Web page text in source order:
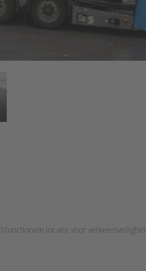
locatie voor